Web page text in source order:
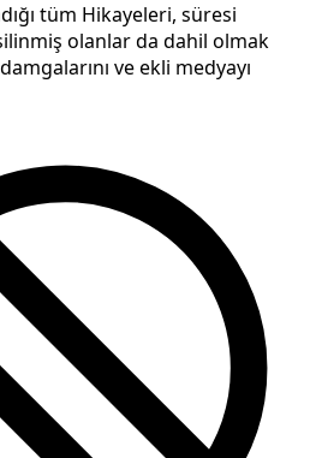
tüm Hikayeleri, süresi
olanlar da dahil olmak
ve ekli medyayı